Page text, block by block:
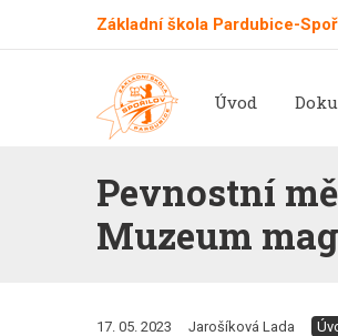
Základní škola Pardubice-
Úvod
Pevnostní
Muzeum
17. 05. 2023 Jarošíková Lada